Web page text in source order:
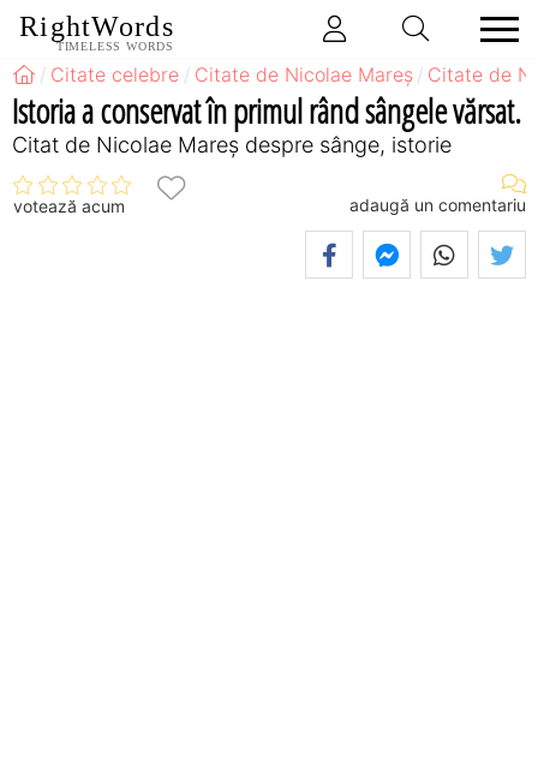
RightWords
TIMELESS WORDS
Citate celebre Citate de Nicolae Mareș Citate de
Istoria a conservat în primul rând sângele vărsat.
Citat de Nicolae Mareș despre sânge, istorie
votează acum adaugă un comentariu